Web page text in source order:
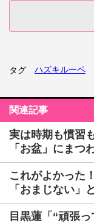
タグ ハズキルーペ
関連記事
実は時期も慣習
「お盆」にまつ
これがよかった
「おまじない」
目黒蓮「“頑張